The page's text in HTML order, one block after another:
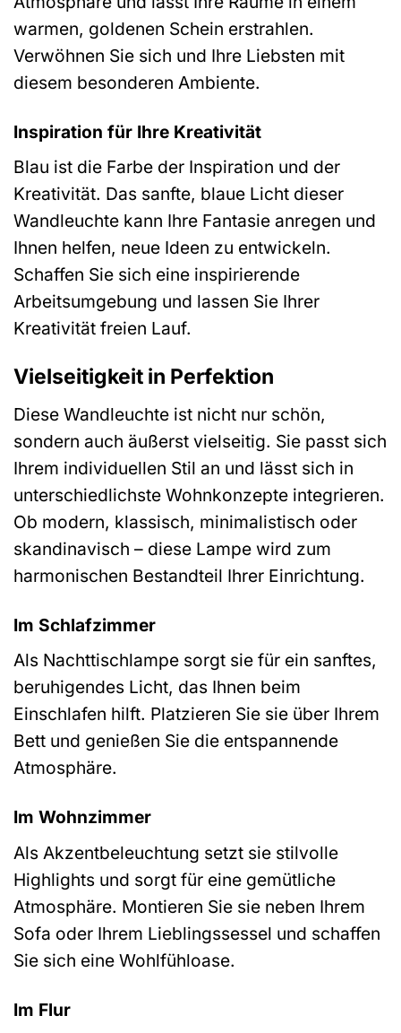
warmen, goldenen Schein erstrahlen.
Verwöhnen Sie sich und Ihre Liebsten mit
diesem besonderen Ambiente.
Inspiration für Ihre Kreativität
Blau ist die Farbe der Inspiration und der
Kreativität. Das sanfte, blaue Licht dieser
Wandleuchte kann Ihre Fantasie anregen und
Ihnen helfen, neue Ideen zu entwickeln.
Schaffen Sie sich eine inspirierende
Arbeitsumgebung und lassen Sie Ihrer
Kreativität freien Lauf.
Vielseitigkeit in Perfektion
Diese Wandleuchte ist nicht nur schön,
sondern auch äußerst vielseitig. Sie passt sich
Ihrem individuellen Stil an und lässt sich in
unterschiedlichste Wohnkonzepte integrieren.
Ob modern, klassisch, minimalistisch oder
skandinavisch – diese Lampe wird zum
harmonischen Bestandteil Ihrer Einrichtung.
Im Schlafzimmer
Als Nachttischlampe sorgt sie für ein sanftes,
beruhigendes Licht, das Ihnen beim
Einschlafen hilft. Platzieren Sie sie über Ihrem
Bett und genießen Sie die entspannende
Atmosphäre.
Im Wohnzimmer
Als Akzentbeleuchtung setzt sie stilvolle
Highlights und sorgt für eine gemütliche
Atmosphäre. Montieren Sie sie neben Ihrem
Sofa oder Ihrem Lieblingssessel und schaffen
Sie sich eine Wohlfühloase.
Im Flur